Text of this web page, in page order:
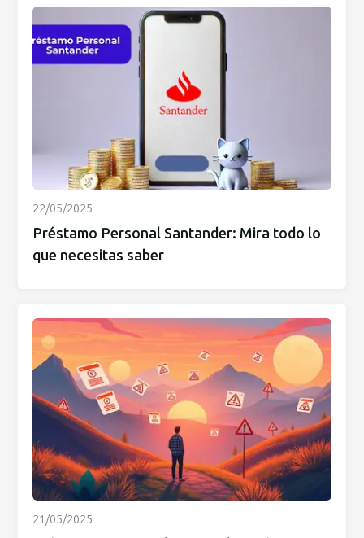
22/05/2025
Préstamo Personal Santander: Mira todo lo
que necesitas saber
21/05/2025